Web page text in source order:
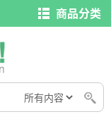
商品分类